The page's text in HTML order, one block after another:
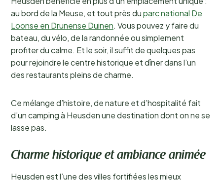
au bord de la Meuse, et tout près duparc national De
Loonse en Drunense Duinen. Vous pouvez y faire du
bateau, du vélo, de la randonnée ou simplement
profiter du calme. Et le soir, il suffit de quelques pas
pour rejoindre le centre historique et dîner dans l’un
des restaurants pleins de charme.
Ce mélange d’histoire, de nature et d’hospitalité fait
d’un camping à Heusden une destination dont on ne se
lasse pas.
Charme historique et ambiance animée
Heusden est l’une des villes fortifiées les mieux